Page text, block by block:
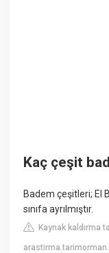
Kaç çeşit
Badem çeşitleri; El
sınıfa ayrılmıştır.
Kaynak kaldırma